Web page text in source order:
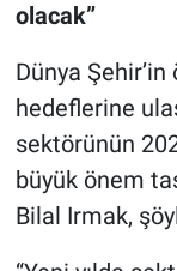
olacak”
Dünya
hedeflerine
sektörünün
büyük önem
Bilal Irmak,